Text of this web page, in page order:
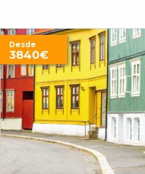
Desde
3840€